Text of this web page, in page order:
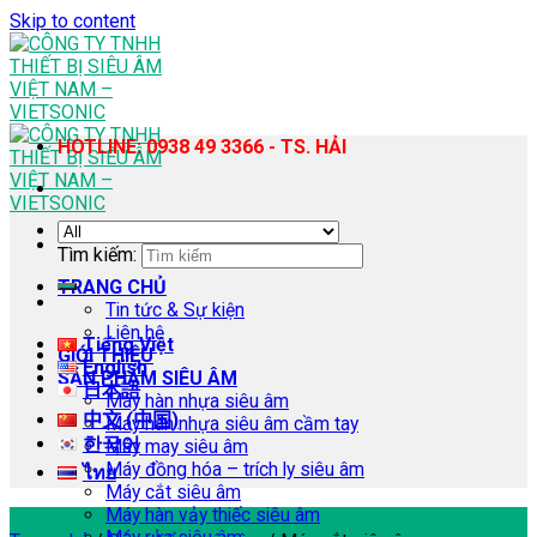
Skip to content
TRANG CHỦ
Tin tức & Sự kiện
Liên hệ
GIỚI THIỆU
SẢN PHẨM SIÊU ÂM
Máy hàn nhựa siêu âm
Máy hàn nhựa siêu âm cầm tay
Máy may siêu âm
Máy đồng hóa – trích ly siêu âm
Máy cắt siêu âm
Máy hàn vảy thiếc siêu âm
HOTLINE: 0938 49 3366 - TS. HẢI
Tìm kiếm:
Tiếng Việt
English
日本語
中文 (中国)
한국어
ไทย